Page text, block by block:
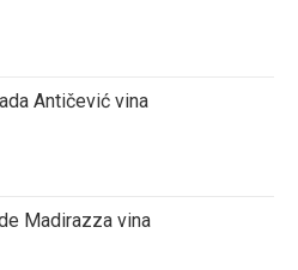
Antičević vina
Madirazza vina